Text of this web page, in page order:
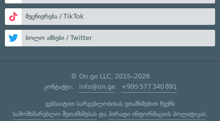
მეცნიერება / TikTok
ბოლო ამბები / Twitter
© On.ge LLC, 2015–2026
კონტაქტი: info@on.ge +995 577 340 891
ვებსაიტით სარგებლობისას ეთანხმებით ჩვენს
სამომხმარებლო შეთანხმებასდა პირადი ინფორმაციის პოლიტიკას.